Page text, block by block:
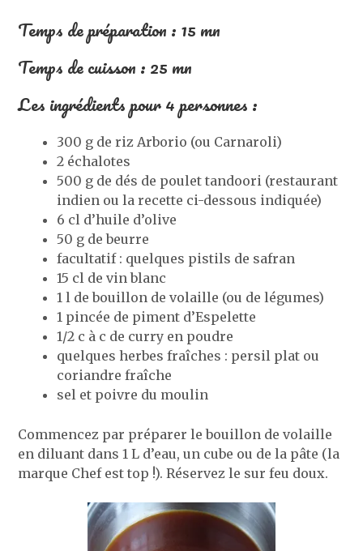
Temps de préparation : 15 mn
Temps de cuisson : 25 mn
Les ingrédients pour 4 personnes :
300 g de riz Arborio (ou Carnaroli)
2 échalotes
500 g de dés de poulet tandoori (restaurant
indien ou la recette ci-dessous indiquée)
6 cl d’huile d’olive
50 g de beurre
facultatif : quelques pistils de safran
15 cl de vin blanc
1 l de bouillon de volaille (ou de légumes)
1 pincée de piment d’Espelette
1/2 c à c de curry en poudre
quelques herbes fraîches : persil plat ou
coriandre fraîche
sel et poivre du moulin
Commencez par préparer le bouillon de volaille
en diluant dans 1 L d’eau, un cube ou de la pâte (la
marque Chef est top !). Réservez le sur feu doux.